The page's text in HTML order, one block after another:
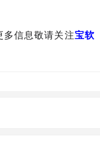
多信息敬请关注宝软